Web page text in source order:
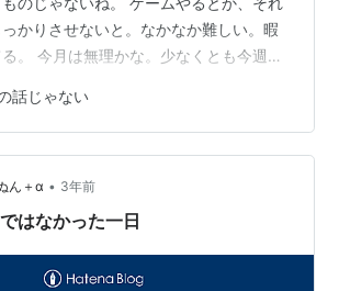
かりさせないと。なかなか難しい。暇
。 今月は無理かな。少なくとも今週は
話じゃない
ん＋α • 3年前
はなかった一日